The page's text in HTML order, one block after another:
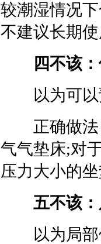
较潮湿情况
不建议长期使
四不该
以为可以
正确做法
气气垫床;对
压力大小的坐
五不该
以为局部